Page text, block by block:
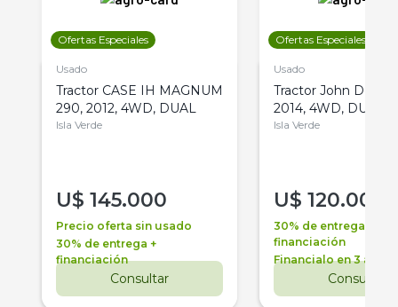
Ofertas Especiales
Usado
Tractor CASE IH MAGNUM
290, 2012, 4WD, DUAL
Isla Verde
U$ 145.000
Precio oferta sin usado
30% de entrega +
financiación
Consultar
Ofertas Especiales
Usado
Tractor John Deere
2014, 4WD, DUAL
Isla Verde
U$ 120.000
30% de entrega +
financiación
Financialo en 3 años
Consultar